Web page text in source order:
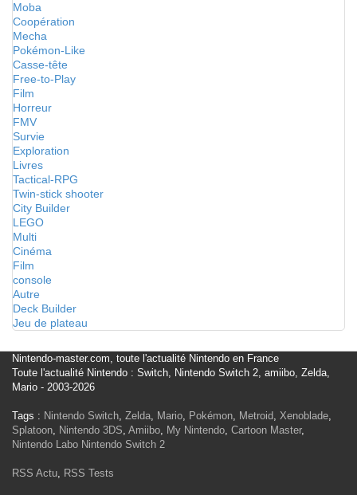
Moba
Coopération
Mecha
Pokémon-Like
Casse-tête
Free-to-Play
Film
Horreur
FMV
Survie
Exploration
Livres
Tactical-RPG
Twin-stick shooter
City Builder
LEGO
Multi
Cinéma
Film
console
Autre
Deck Builder
Jeu de plateau
Nintendo-master.com, toute l'actualité Nintendo en France
Toute l'actualité Nintendo : Switch, Nintendo Switch 2, amiibo, Zelda,
Mario - 2003-2026
Tags : Nintendo Switch, Zelda, Mario, Pokémon, Metroid, Xenoblade,
Splatoon, Nintendo 3DS, Amiibo, My Nintendo, Cartoon Master,
Nintendo Labo Nintendo Switch 2
RSS Actu, RSS Tests